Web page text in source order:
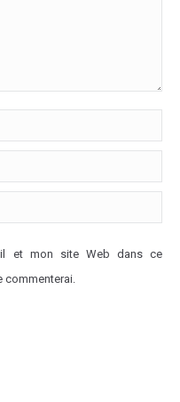
et mon site Web dans ce
commenterai.